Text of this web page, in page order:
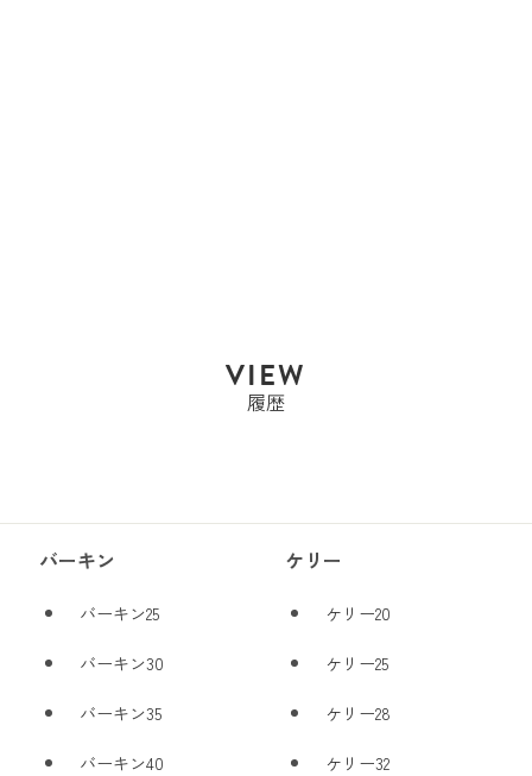
VIEW
履歴
バーキン
バーキン25
バーキン30
バーキン35
バーキン40
ケリー
ケリー20
ケリー25
ケリー28
ケリー32